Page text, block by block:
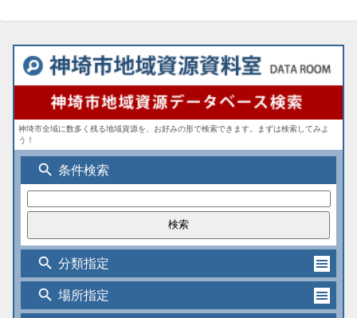
神埼市全域に数多く残る地域資源を、お好みの形で検索できます。まずは検索してみよ
う！
search 条件検索
search 分類指定
search 場所指定